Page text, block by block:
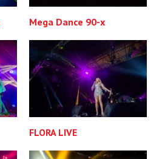
Мega Dance 90-х
FLORA LIVE